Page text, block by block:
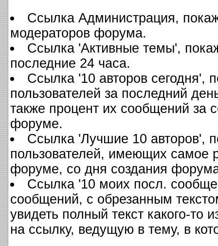
Ссылка Администрация,
модераторов форума.
Ссылка 'Активные темы',
последние 24 часа.
Ссылка '10 авторов сегодня',
пользователей за последний
также процент их сообщений за
форуме.
Ссылка 'Лучшие 10 авторов',
пользователей, имеющих самое
форуме, со дня создания
Ссылка '10 моих посл.
сообщений, с обрезанным
увидеть полный текст какого-
на ссылку, ведущую в тему, в